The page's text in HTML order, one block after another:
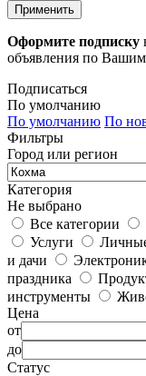
Применить
Оформите подписку
объявления по
Подписаться
По умолчанию
По умолчанию По
Фильтры
Город или регион
Категория
Не выбрано
Все категории
Услуги
и дачи
праздника
инструменты
Цена
от
до
Статус